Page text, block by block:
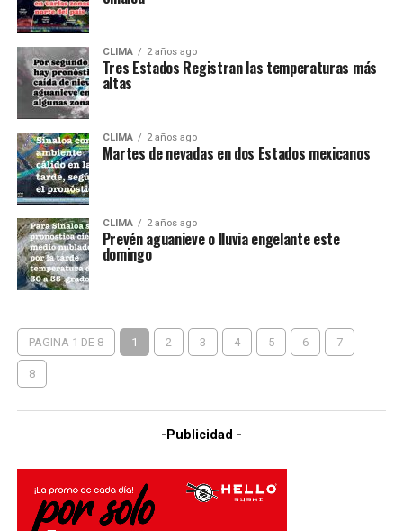
CLIMA 2 años ago
Tres Estados Registran las temperaturas más
altas
CLIMA 2 años ago
Martes de nevadas en dos Estados mexicanos
CLIMA 2 años ago
Prevén aguanieve o lluvia engelante este
domingo
PAGINA 1 DE 8 1 2 3 4 5 6 7
8
-Publicidad -